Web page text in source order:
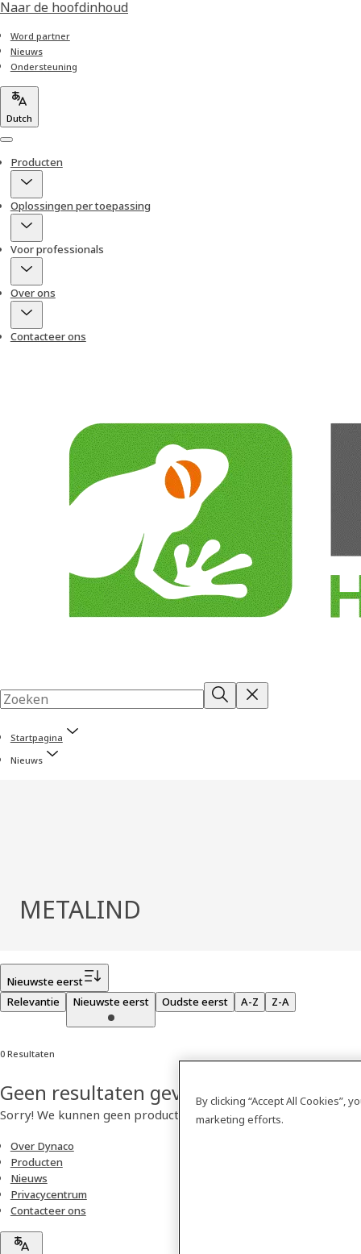
Naar de hoofdinhoud
Word partner
Nieuws
Ondersteuning
Dutch
Menu
Producten
Oplossingen per toepassing
Voor professionals
Over ons
Contacteer ons
Startpagina
Nieuws
METALIND
Nieuwste eerst
Relevantie
Nieuwste eerst Oudste eerst A-Z Z-A
0 Resultaten
Geen resultaten gevonden
Sorry! We kunnen geen product vinden.
Over Dynaco
Producten
Nieuws
Privacycentrum
Contacteer ons
By clicking “Accept All Cookies”,
marketing efforts.